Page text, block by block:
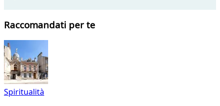
Raccomandati per te
Spiritualità